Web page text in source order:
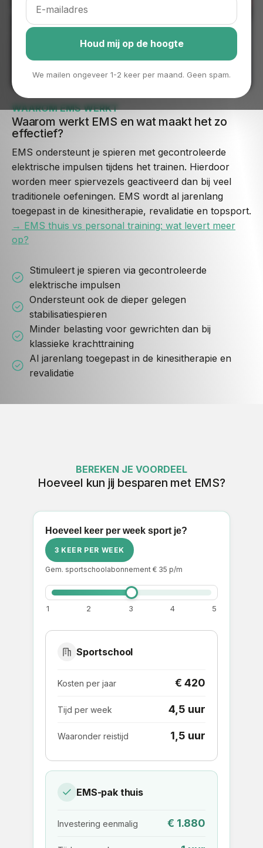
Houd mij op de hoogte
We mailen ongeveer 1-2 keer per maand. Geen spam.
WAAROM EMS WERKT
Waarom werkt EMS en wat maakt het zo
effectief?
EMS ondersteunt je spieren met gecontroleerde
elektrische impulsen tijdens het trainen. Hierdoor
worden meer spiervezels geactiveerd dan bij veel
traditionele oefeningen. EMS wordt al jarenlang
toegepast in de kinesitherapie, revalidatie en topsport.
→ EMS thuis vs personal training: wat levert meer
op?
Stimuleert je spieren via gecontroleerde
elektrische impulsen
Ondersteunt ook de dieper gelegen
stabilisatiespieren
Minder belasting voor gewrichten dan bij
klassieke krachttraining
Al jarenlang toegepast in de kinesitherapie en
revalidatie
BEREKEN JE VOORDEEL
Hoeveel kun jij besparen met EMS?
Hoeveel keer per week sport je?
3 KEER PER WEEK
Gem. sportschoolabonnement € 35 p/m
1 2 3 4 5
Sportschool
Kosten per jaar € 420
Tijd per week 4,5 uur
Waaronder reistijd 1,5 uur
EMS-pak thuis
Investering eenmalig € 1.880